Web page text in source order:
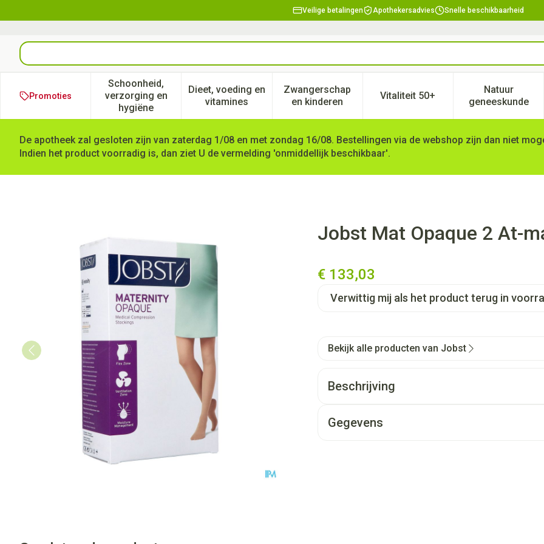
Veilige betalingen Apothekersadvies Snelle beschikbaarheid
Product, merk, categorie...
Promoties
Schoonheid,
verzorging en
hygiëne
Toon submenu voor Schoonheid, verzorging en hygiëne categorie
Dieet, voeding en
vitaminesToon submenu voor Dieet, voeding en vitamines categorie
Zwangerschap
en kinderenToon submenu voor Zwangerschap en kinderen
Vitaliteit 50+Toon submenu voor Vitaliteit
Natuur
geneeskunde
Toon
De apotheek zal gesloten zijn van zaterdag 1/08 en met zondag 16/08. Bestellingen via de webshop zijn dan niet
Indien het product voorradig is, dan ziet U de vermelding 'onmiddellijk beschikbaar'.
Jobst Mat Opaque 2 At-mat Reg Navy I PieceJobst Mat Opaque 2 At-
€ 133,03
Verwittig mij als het product terug in
Bekijk alle producten van Jobst
Beschrijving
Gegevens